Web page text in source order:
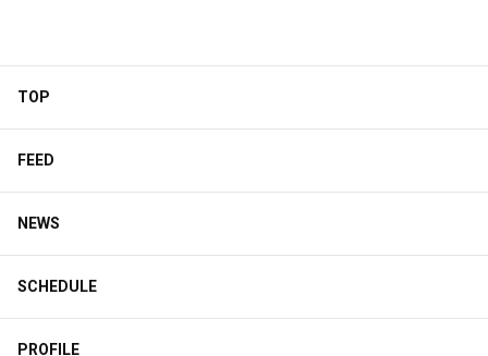
TOP
FEED
NEWS
SCHEDULE
PROFILE